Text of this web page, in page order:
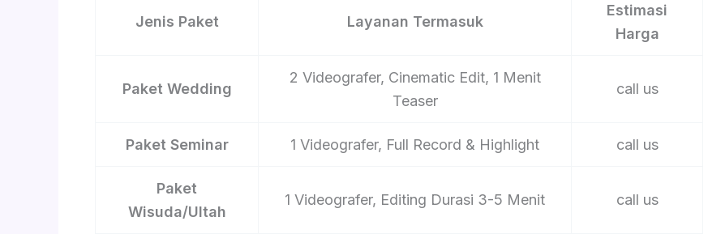
Jenis Paket Layanan Termasuk
Estimasi
Harga
Paket Wedding
2 Videografer, Cinematic Edit, 1 Menit
Teaser
call us
Paket Seminar 1 Videografer, Full Record & Highlight call us
Paket
Wisuda/Ultah
1 Videografer, Editing Durasi 3-5 Menit call us